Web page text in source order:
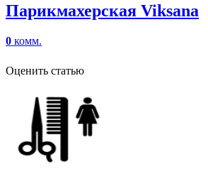
Парикмахерская Viksana
0 комм.
Оценить статью